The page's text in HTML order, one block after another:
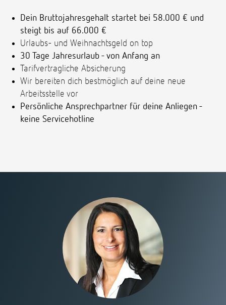
Dein Bruttojahresgehalt startet bei 58.000 € und
steigt bis auf 66.000 €
Urlaubs- und Weihnachtsgeld on top
30 Tage Jahresurlaub - von Anfang an
Tarifvertragliche Absicherung
Wir bereiten dich bestmöglich auf deine neue
Arbeitsstelle vor
Persönliche Ansprechpartner für deine Anliegen -
keine Servicehotline